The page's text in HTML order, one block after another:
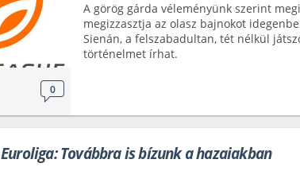
0
A görög gárda véleményünk szerint
megizzasztja az olasz bajnokot
Sienán, a felszabadultan, tét nélkül
történelmet írhat.
Euroliga: Továbbra is bízunk a hazaiakban